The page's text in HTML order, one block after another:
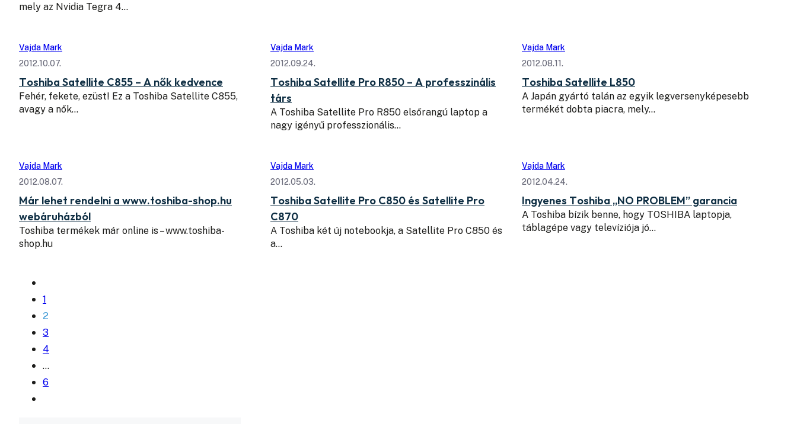
mely az Nvidia Tegra 4…
Vajda Mark
2012.10.07.
Toshiba Satellite C855 – A nők kedvence
Fehér, fekete, ezüst! Ez a Toshiba Satellite C855,
avagy a nők…
Vajda Mark
2012.09.24.
Toshiba Satellite Pro R850 – A professzinális
társ
A Toshiba Satellite Pro R850 elsőrangú laptop a
nagy igényű professzionális…
Vajda Mark
2012.08.11.
Toshiba Satellite L850
A Japán gyártó talán az egyik legversenyképesebb
termékét dobta piacra, mely…
Vajda Mark
2012.08.07.
Már lehet rendelni a www.toshiba-shop.hu
webáruházból
Toshiba termékek már online is – www.toshiba-
shop.hu
Vajda Mark
2012.05.03.
Toshiba Satellite Pro C850 és Satellite Pro
C870
A Toshiba két új notebookja, a Satellite Pro C850 és
a…
Vajda Mark
2012.04.24.
Ingyenes Toshiba „NO PROBLEM” garancia
A Toshiba bízik benne, hogy TOSHIBA laptopja,
táblagépe vagy televíziója jó…
1
2
3
4
…
6